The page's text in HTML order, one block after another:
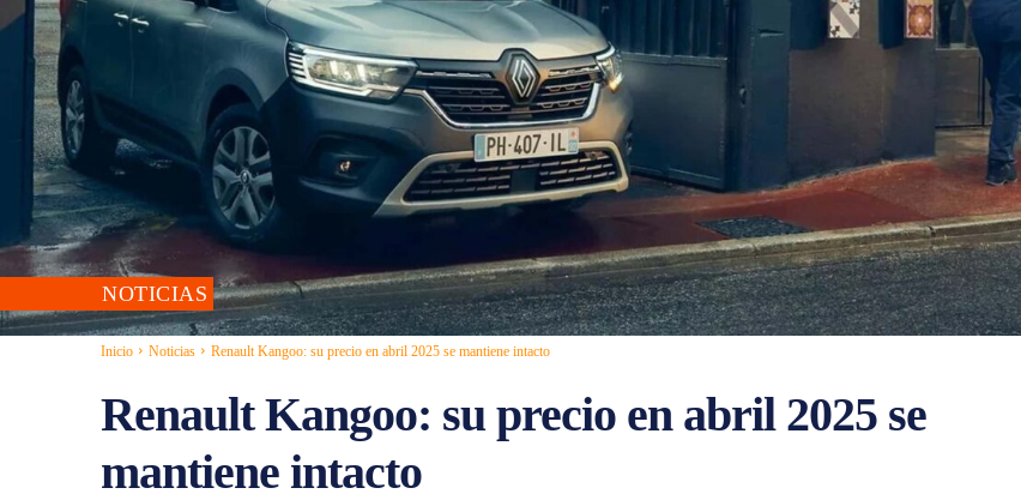
NOTICIAS
Inicio Noticias Renault Kangoo: su precio en abril 2025 se mantiene intacto
Renault Kangoo: su precio en abril 2025 se
mantiene intacto